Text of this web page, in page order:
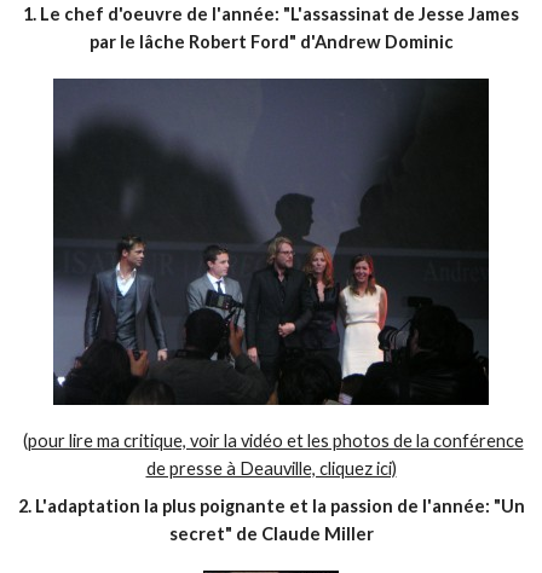
1. Le chef d'oeuvre de l'année: "L'assassinat de Jesse James
par le lâche Robert Ford" d'Andrew Dominic
(pour lire ma critique, voir la vidéo et les photos de la conférence
de presse à Deauville, cliquez ici)
2. L'adaptation la plus poignante et la passion de l'année: "Un
secret" de Claude Miller